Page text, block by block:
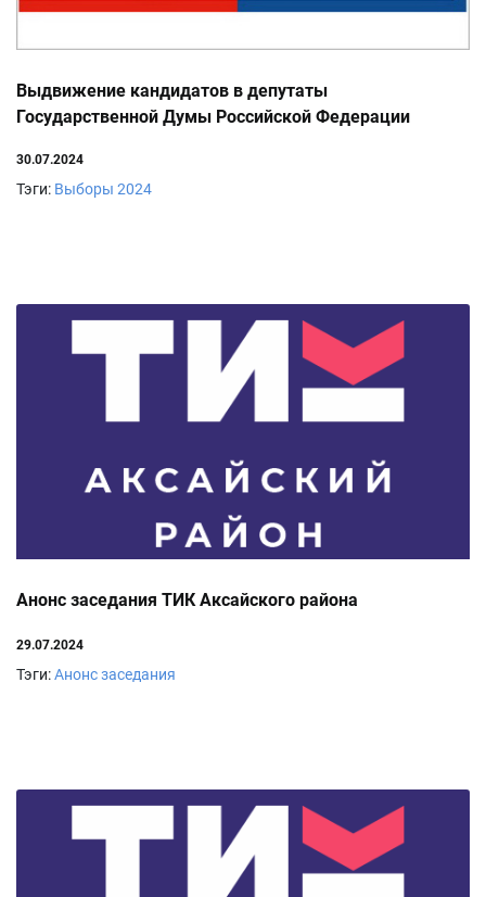
Выдвижение кандидатов в депутаты
Государственной Думы Российской Федерации
30.07.2024
Тэги: Выборы 2024
Анонс заседания ТИК Аксайского района
29.07.2024
Тэги:Анонс заседания